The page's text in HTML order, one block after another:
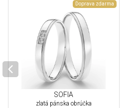
Doprava zdarma
SOFIA
zlatá pánska obrúčka